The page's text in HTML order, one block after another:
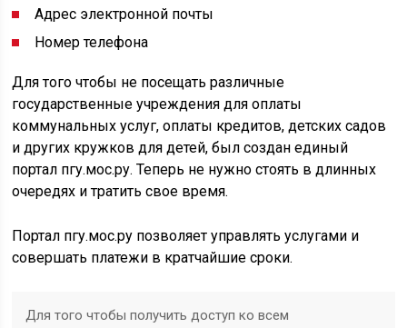
Адрес электронной почты
Номер телефона
Для того чтобы не посещать различные
государственные учреждения для оплаты
коммунальных услуг, оплаты кредитов, детских садов
и других кружков для детей, был создан единый
портал пгу.мос.ру. Теперь не нужно стоять в длинных
очередях и тратить свое время.
Портал пгу.мос.ру позволяет управлять услугами и
совершать платежи в кратчайшие сроки.
Для того чтобы получить доступ ко всем